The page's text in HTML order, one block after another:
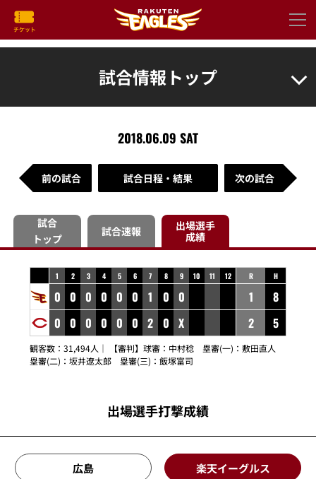
試合情報トップ
2018.06.09 SAT
前の試合 試合日程・結果 次の試合
試合
トップ
試合速報
出場選手
成績
1 2 3 4 5 6 7 8 9 10 11 12
0 0 0 0 0 0 1 0 0
0 0 0 0 0 0 2 0 X
R H
1
8
2
5
観客数：31,494人｜ 【審判】球審： 中村稔 塁審(一)： 敷田直人
塁審(二)： 坂井遼太郎 塁審(三)： 飯塚富司
出場選手打撃成績
広島 楽天イーグルス